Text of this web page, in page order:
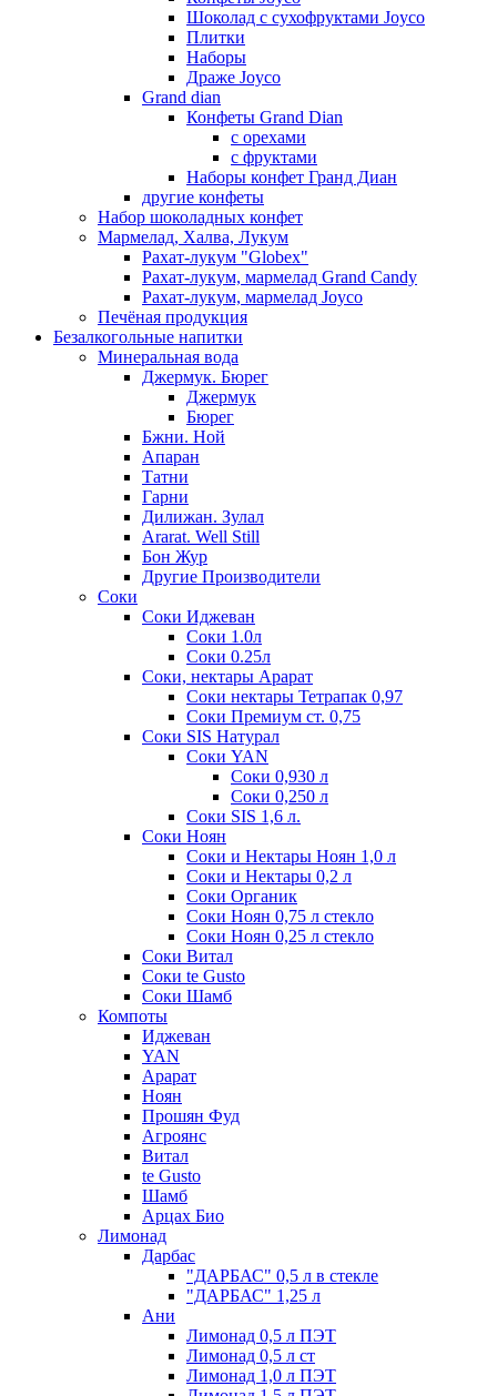
Шоколад с сухофруктами Joyco
Плитки
Наборы
Драже Joyco
Grand dian
Конфеты Grand Dian
с орехами
с фруктами
Наборы конфет Гранд Диан
другие конфеты
Набор шоколадных конфет
Мармелад, Халва, Лукум
Рахат-лукум "Globex"
Рахат-лукум, мармелад Grand Candy
Рахат-лукум, мармелад Joyco
Печёная продукция
Безалкогольные напитки
Минеральная вода
Джермук. Бюрег
Джермук
Бюрег
Бжни. Ной
Апаран
Татни
Гарни
Дилижан. Зулал
Ararat. Well Still
Бон Жур
Другие Производители
Соки
Соки Иджеван
Соки 1.0л
Соки 0.25л
Соки, нектары Арарат
Соки нектары Тетрапак 0,97
Соки Премиум ст. 0,75
Соки SIS Натурал
Соки YAN
Соки 0,930 л
Соки 0,250 л
Соки SIS 1,6 л.
Соки Ноян
Соки и Нектары Ноян 1,0 л
Соки и Нектары 0,2 л
Соки Органик
Соки Ноян 0,75 л стекло
Соки Ноян 0,25 л стекло
Соки Витал
Соки te Gusto
Соки Шамб
Компоты
Иджеван
YAN
Арарат
Ноян
Прошян Фуд
Агроянс
Витал
te Gusto
Шамб
Арцах Био
Лимонад
Дарбас
"ДАРБАС" 0,5 л в стекле
"ДАРБАС" 1,25 л
Ани
Лимонад 0,5 л ПЭТ
Лимонад 0,5 л ст
Лимонад 1,0 л ПЭТ